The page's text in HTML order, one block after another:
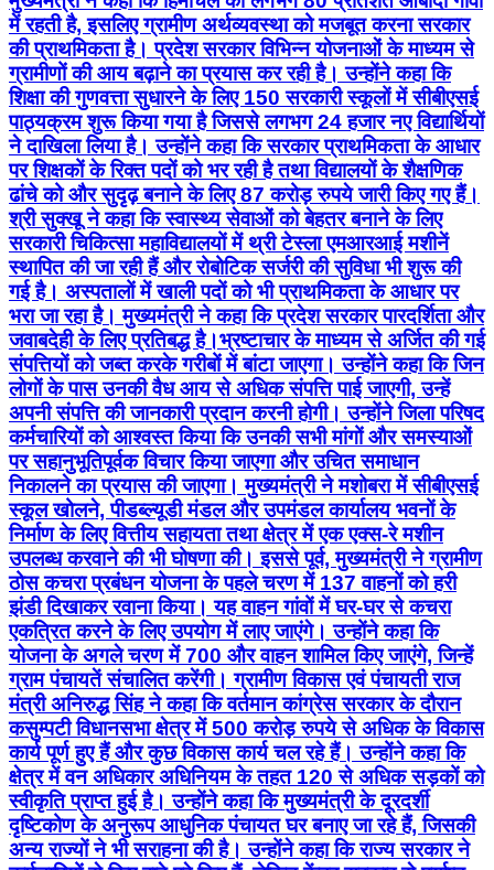
में रहती है, इसलिए ग्रामीण अर्थव्यवस्था को मजबूत करना सरकार
की प्राथमिकता है। प्रदेश सरकार विभिन्न योजनाओं के माध्यम से
ग्रामीणों की आय बढ़ाने का प्रयास कर रही है। उन्होंने कहा कि
शिक्षा की गुणवत्ता सुधारने के लिए 150 सरकारी स्कूलों में सीबीएसई
पाठ्यक्रम शुरू किया गया है जिससे लगभग 24 हजार नए विद्यार्थियों
ने दाखिला लिया है। उन्होंने कहा कि सरकार प्राथमिकता के आधार
पर शिक्षकों के रिक्त पदों को भर रही है तथा विद्यालयों के शैक्षणिक
ढांचे को और सुदृढ़ बनाने के लिए 87 करोड़ रुपये जारी किए गए हैं।
श्री सुक्खू ने कहा कि स्वास्थ्य सेवाओं को बेहतर बनाने के लिए
सरकारी चिकित्सा महाविद्यालयों में थ्री टेस्ला एमआरआई मशीनें
स्थापित की जा रही हैं और रोबोटिक सर्जरी की सुविधा भी शुरू की
गई है। अस्पतालों में खाली पदों को भी प्राथमिकता के आधार पर
भरा जा रहा है। मुख्यमंत्री ने कहा कि प्रदेश सरकार पारदर्शिता और
जवाबदेही के लिए प्रतिबद्ध है।भ्रष्टाचार के माध्यम से अर्जित की गई
संपत्तियों को जब्त करके गरीबों में बांटा जाएगा। उन्होंने कहा कि जिन
लोगों के पास उनकी वैध आय से अधिक संपत्ति पाई जाएगी, उन्हें
अपनी संपत्ति की जानकारी प्रदान करनी होगी। उन्होंने जिला परिषद
कर्मचारियों को आश्वस्त किया कि उनकी सभी मांगों और समस्याओं
पर सहानुभूतिपूर्वक विचार किया जाएगा और उचित समाधान
निकालने का प्रयास की जाएगा। मुख्यमंत्री ने मशोबरा में सीबीएसई
स्कूल खोलने, पीडब्ल्यूडी मंडल और उपमंडल कार्यालय भवनों के
निर्माण के लिए वित्तीय सहायता तथा क्षेत्र में एक एक्स-रे मशीन
उपलब्ध करवाने की भी घोषणा की। इससे पूर्व, मुख्यमंत्री ने ग्रामीण
ठोस कचरा प्रबंधन योजना के पहले चरण में 137 वाहनों को हरी
झंडी दिखाकर रवाना किया। यह वाहन गांवों में घर-घर से कचरा
एकत्रित करने के लिए उपयोग में लाए जाएंगे। उन्होंने कहा कि
योजना के अगले चरण में 700 और वाहन शामिल किए जाएंगे, जिन्हें
ग्राम पंचायतें संचालित करेंगी। ग्रामीण विकास एवं पंचायती राज
मंत्री अनिरुद्ध सिंह ने कहा कि वर्तमान कांग्रेस सरकार के दौरान
कसुम्पटी विधानसभा क्षेत्र में 500 करोड़ रुपये से अधिक के विकास
कार्य पूर्ण हुए हैं और कुछ विकास कार्य चल रहे हैं। उन्होंने कहा कि
क्षेत्र में वन अधिकार अधिनियम के तहत 120 से अधिक सड़कों को
स्वीकृति प्राप्त हुई है। उन्होंने कहा कि मुख्यमंत्री के दूरदर्शी
दृष्टिकोण के अनुरूप आधुनिक पंचायत घर बनाए जा रहे हैं, जिसकी
अन्य राज्यों ने भी सराहना की है। उन्होंने कहा कि राज्य सरकार ने